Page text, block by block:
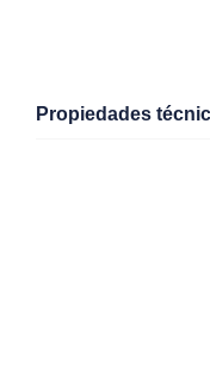
Propiedades